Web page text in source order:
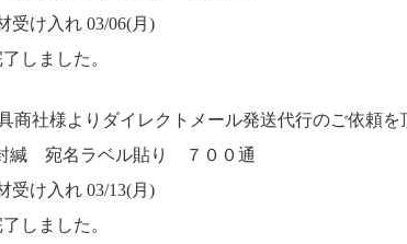
け入れ 03/06(月)
しました。
商社様よりダイレクトメール発送代行のご依頼を
宛名ラベル貼り ７００通
け入れ 03/13(月)
しました。